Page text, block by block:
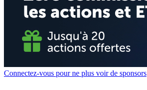
Connectez-vous pour ne plus voir de sponsors